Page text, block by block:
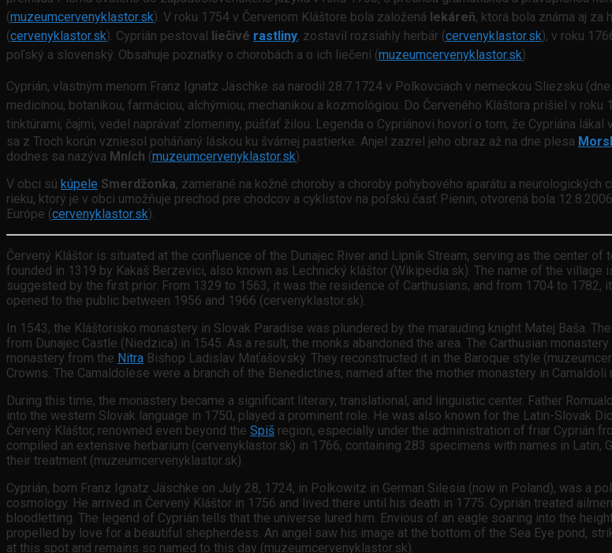
(muzeumcervenyklastor.sk). V roku 1754 v Červenom Kláštore bola založená lekáreň, ktorá bola známa aj za
(cervenyklastor.sk). Cyprián pestoval liečivé rastliny, zostavil rozsiahly herbár (cervenyklastor.sk), v roku
poľský a slovenský. Obsahuje poznatky o chorobách a o ich liečení (muzeumcervenyklastor.sk).
Cyprián, vlastným menom Franz Ignatz Jäschke sa narodil 28.7.1724 v Polkovciach v nemeckou Sliezsku
medicínou, botanikou, farmáciou, alchýmiou, mechanikou a kozmológiou. Do Červeného Kláštora prišiel v
tinktúrami, čajmi, vedel naprávať zlomeniny, púšťať žilou. Legenda o Cypriánovi hovorí o tom, že Cypriána
sa z Troch korún vzniesol poháňaný láskou ku švárnej pastierke. Anjel zazrel jeho obraz až na dne plesa
dodnes sa nazýva Mních (muzeumcervenyklastor.sk).
V obci sú kúpele Smerdžonka, zamerané na kožné choroby a choroby pohybového aparátu a neurologických
rieku, ktorý je v obci umožňuje prechod pre chodcov a cyklistov na poľskú časť Pienin, otvorená bola
Európe (cervenyklastor.sk).
Červený Kláštor is situated at the confluence of the Dunajec River and Lipník Stream, serving as the center
founded in 1319 by Kakaš Berzevici, also known as Lechnický kláštor (Wikipedia.sk). The name of the
suggested by the first prior. From 1329 to 1563, it was the residence of Carthusians, and from 1704 to
opened to the public between 1956 and 1966 (cervenyklastor.sk).
In 1543, the Kláštorisko monastery in Slovak Paradise was plundered by the marauding knight Matej Baša.
from Dunajec Castle (Niedzica) in 1545. As a result, the monks abandoned the area. The Carthusian
monastery from the Nitra Bishop Ladislav Maťašovský. They reconstructed it in the Baroque style
Crowns. The Camaldolese were a branch of the Benedictines, named after the mother monastery in
During this time, the monastery became a significant literary, translational, and linguistic center. Father
into the western Slovak language in 1750, played a prominent role. He was also known for the Latin-Slovak
Červený Kláštor, renowned even beyond the Spiš region, especially under the administration of friar Cyprián
compiled an extensive herbarium (cervenyklastor.sk) in 1766, containing 283 specimens with names in Latin,
their treatment (muzeumcervenyklastor.sk).
Cyprián, born Franz Ignatz Jäschke on July 28, 1724, in Polkowitz in German Silesia (now in Poland), was a
cosmology. He arrived in Červený Kláštor in 1756 and lived there until his death in 1775. Cyprián treated
bloodletting. The legend of Cyprián tells that the universe lured him. Envious of an eagle soaring into the
propelled by love for a beautiful shepherdess. An angel saw his image at the bottom of the Sea Eye pond,
at this spot and remains so named to this day (muzeumcervenyklastor.sk).